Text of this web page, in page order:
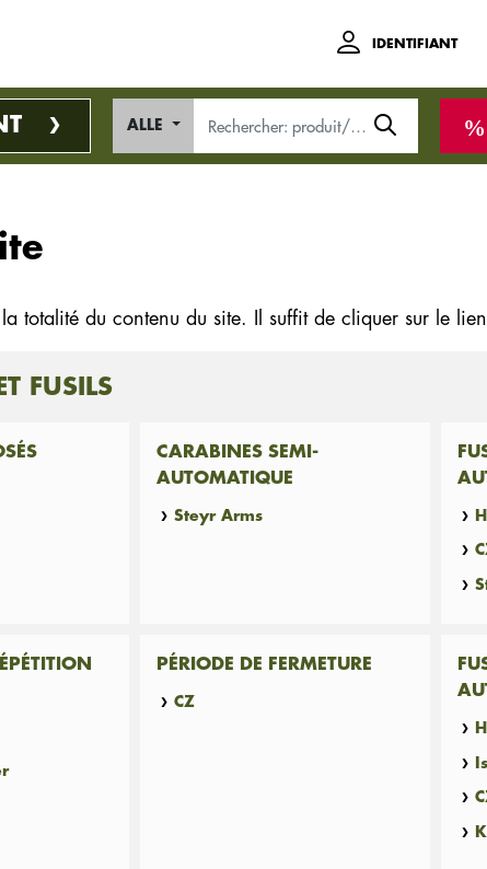
IDENTIFIANT
ALLE
la totalité du contenu du site. Il suffit de cliquer sur le lien
FUSILS
CARABINES SEMI-
AUTOMATIQUE
Steyr Arms
PÉRIODE DE FERMETURE
CZ